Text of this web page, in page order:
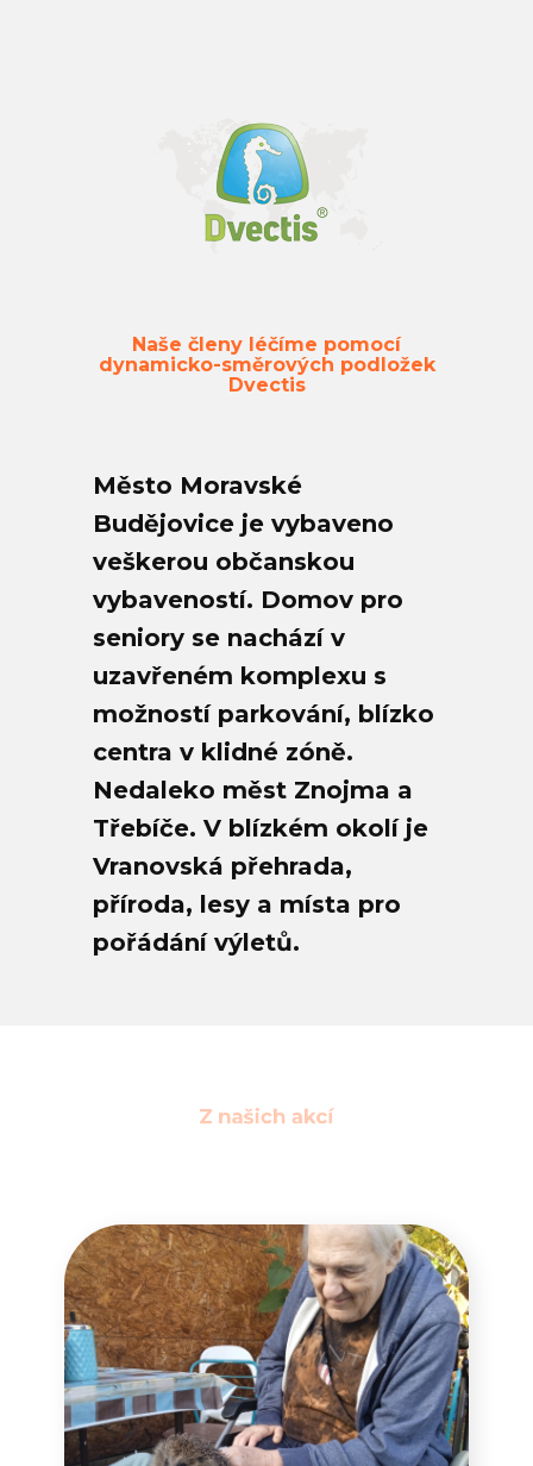
Naše členy léčíme pomocí
dynamicko-směrových podložek
Dvectis
Město Moravské
Budějovice je vybaveno
veškerou občanskou
vybaveností. Domov pro
seniory se nachází v
uzavřeném komplexu s
možností parkování, blízko
centra v klidné zóně.
Nedaleko měst Znojma a
Třebíče. V blízkém okolí je
Vranovská přehrada,
příroda, lesy a místa pro
pořádání výletů.
Z našich akcí